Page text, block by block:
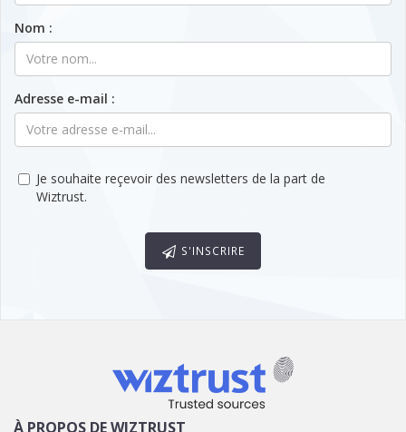
Nom :
Adresse e-mail :
Je souhaite reçevoir des newsletters de la part de
Wiztrust.
S'INSCRIRE
À PROPOS DE WIZTRUST